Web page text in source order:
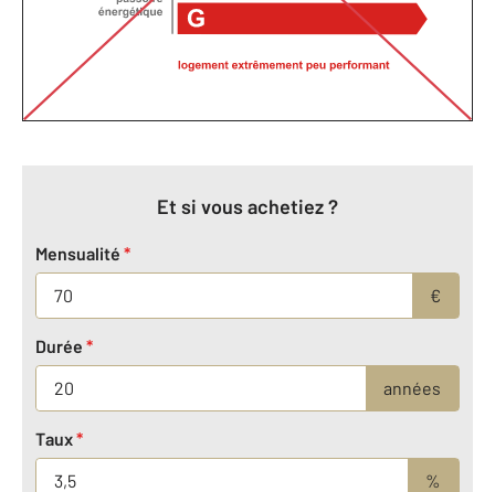
Et si vous achetiez ?
Mensualité *
€
Durée *
années
Taux*
%